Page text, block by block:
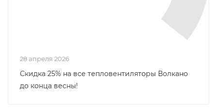
28 апреля 2026
Скидка 25% на все тепловентиляторы Волкано
до конца весны!